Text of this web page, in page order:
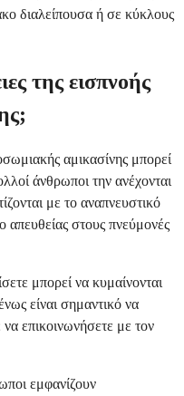
διαλείπουσα ή σε κύκλους
της εισπνοής
αμικασίνης μπορεί
άνθρωποι την ανέχονται
με το αναπνευστικό
στους πνεύμονές
μπορεί να κυμαίνονται
είναι σημαντικό να
να επικοινωνήσετε με τον
εμφανίζουν